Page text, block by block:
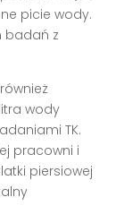
picie wody.
badań z
wody
TK.
pracowni i
piersiowej